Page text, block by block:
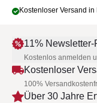
Kostenloser Versand in
11% Newsletter-
Kostenlos anmelden
Kostenloser
100%
Über 30 Jahre